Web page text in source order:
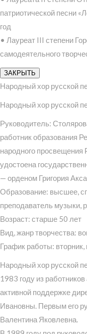
патриотической песни
год
• Лауреат III степени
самодеятельного
ЗАКРЫТЬ
Народный хор русской
Народный хор русской
Руководитель:
работник образования
народного просвещения
удостоена
— орденом Григория
Образование: высшее,
преподаватель музыки,
Возраст: старше 50 лет
Вид, жанр творчества:
График работы:
Народный хор русской
1983 году из
активной поддержке
Ивановны. Первым его
Валентина Яковлевна.